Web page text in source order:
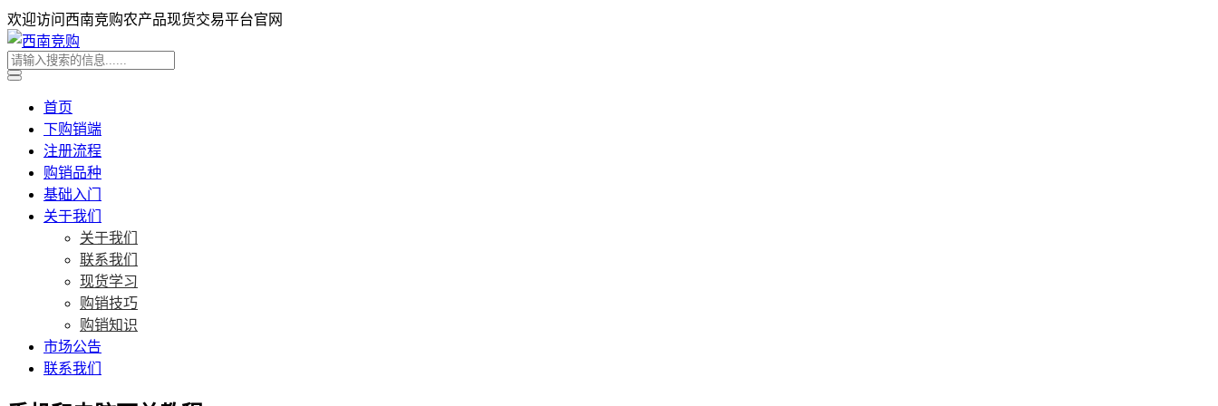
欢迎访问西南竞购农产品现货交易平台官网
首页
下购销端
注册流程
购销品种
基础入门
关于我们
关于我们
联系我们
现货学习
购销技巧
购销知识
市场公告
联系我们